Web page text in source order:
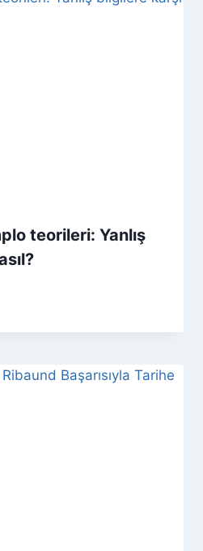
teorileri: Yanlış